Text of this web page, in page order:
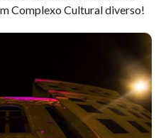
Complexo Cultural diverso!